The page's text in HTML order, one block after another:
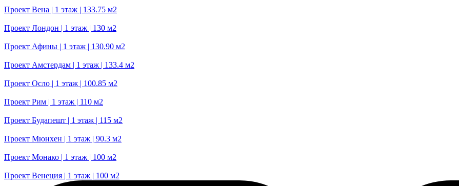
Проект Вена | 1 этаж | 133.75 м2
Проект Лондон | 1 этаж | 130 м2
Проект Афины | 1 этаж | 130.90 м2
Проект Амстердам | 1 этаж | 133.4 м2
Проект Осло | 1 этаж | 100.85 м2
Проект Рим | 1 этаж | 110 м2
Проект Будапешт | 1 этаж | 115 м2
Проект Мюнхен | 1 этаж | 90.3 м2
Проект Монако | 1 этаж | 100 м2
Проект Венеция | 1 этаж | 100 м2